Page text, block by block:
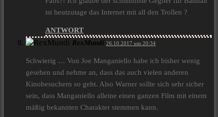
ist heutzutage das Internet mit all den Trollen ?
ANTWORT
RexMundi 26.10.2017 um 20:34
Schwierig … Von Joe Manganiello habe ich bisher wenig
gesehen und nehme an, dass das auch vielen anderen
Kinobesuchern so geht. Also Warner sollte sich sehr sicher
sein, dass Manganiello alleine einen ganzen Film mit einem
mäßig bekannten Charakter stemmen kann.